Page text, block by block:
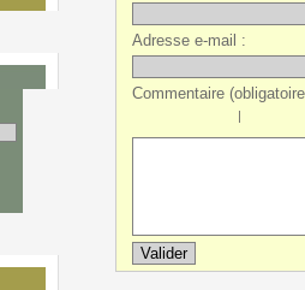
Adresse e-mail :
Commentaire
|